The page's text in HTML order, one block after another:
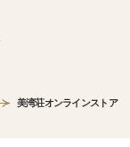
美湾荘オンラインストア